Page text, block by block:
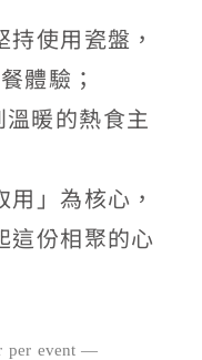
使用瓷盤，
體驗；
暖的熱食主
」為核心，
這份相聚的心
per event —